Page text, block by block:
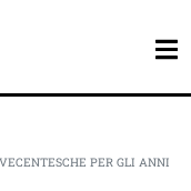
PER GLI ANNI